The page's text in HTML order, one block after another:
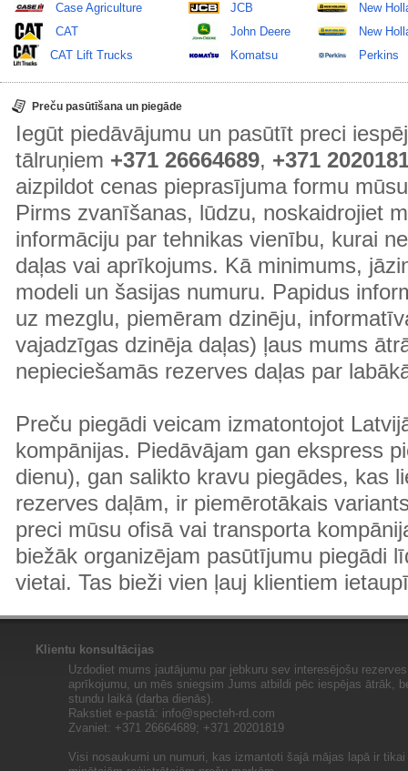
Case Agriculture
CAT
CAT Lift Trucks
JCB
John Deere
Komatsu
New
New
Perkins
Preču pasūtīšana un piegāde
Iegūt piedāvājumu un pasūtīt preci
tālruņiem +371 26664689, +371
aizpildot cenas pieprasījuma formu
Pirms zvanīšanas, lūdzu, noskaidrojiet
informāciju par tehnikas vienību, kurai
daļas vai aprīkojums. Kā minimums,
modeli un šasijas numuru. Papidus
uz mezglu, piemēram dzinēju,
vajadzīgas dzinēja daļas) ļaus mums
nepieciešamās rezerves daļas par
Preču piegādi veicam izmatontojot
kompānijas. Piedāvājam gan ekspress
dienu), gan salikto kravu piegādes, kas
rezerves daļām, ir piemērotākais
preci mūsu ofisā vai transporta
biežāk organizējam pasūtījumu piegādi
vietai. Tas bieži vien ļauj klientiem
Klientu konsultācijas
Uzdodiet mums jautājumu par jebkuru sev interesējošu
aprīkojumu, un mēs sniegsim Jums atbildi pēc iespējas ātrāk,
stundu laikā (darba dienās).
Rakstiet e-pastā: info@specteh-rd.com
Zvaniet: +371 26664689; +371 20201819
Visi nosaukumi un numuri, kas izmantoti šajā mājas lapā ir